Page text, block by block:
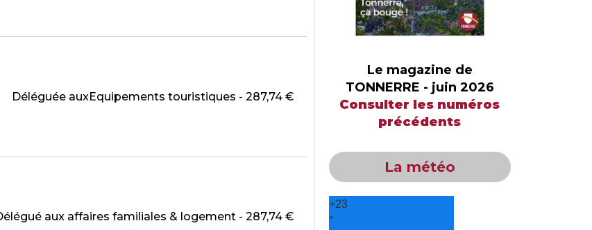
Déléguée auxEquipements touristiques - 287,74 €
aux affaires familiales & logement - 287,74 €
Le magazine de
TONNERRE - juin 2026
Consulter les numéros
précédents
La météo
+23
°